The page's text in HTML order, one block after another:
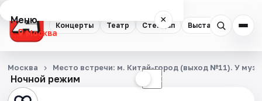
Концерты Театр Стендап Выставки
Меню ×
Москва
Концерты
Театр
Ночной режим ☾
Москва Место встречи: м. Китай-город (выход №11). У